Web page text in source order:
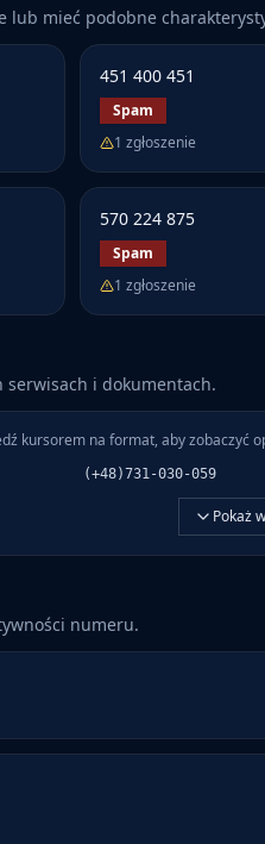
lub mieć podobne
451 400 451
Spam
1 zgłoszenie
570 224 875
Spam
1 zgłoszenie
serwisach i dokumentach.
kursorem na format, aby zobaczyć
(+48)731-030-059
Pokaż
numeru.